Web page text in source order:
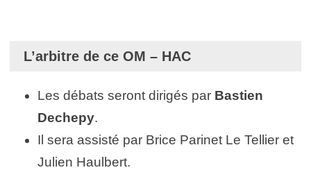
L’arbitre de ce OM – HAC
Les débats seront dirigés par Bastien
Dechepy.
Il sera assisté par Brice Parinet Le Tellier et
Julien Haulbert.